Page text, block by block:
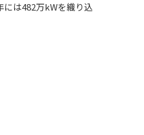
は482万kWを織り込